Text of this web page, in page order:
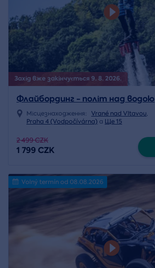
Захід вже закінчується 9. 8. 2026.
Флайбординг - політ над водою
Місцезнаходження: Vrané nad Vltavou,
Praha 4 (Vodpočívárna) a Ще 15
2 499 CZK
1 799 CZK
Volný termín od 08.08.2026